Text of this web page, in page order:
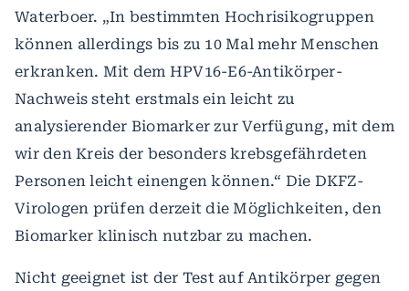
Waterboer. „In bestimmten Hochrisikogruppen
können allerdings bis zu 10 Mal mehr Menschen
erkranken. Mit dem HPV16-E6-Antikörper-
Nachweis steht erstmals ein leicht zu
analysierender Biomarker zur Verfügung, mit dem
wir den Kreis der besonders krebsgefährdeten
Personen leicht einengen können.“ Die DKFZ-
Virologen prüfen derzeit die Möglichkeiten, den
Biomarker klinisch nutzbar zu machen.
Nicht geeignet ist der Test auf Antikörper gegen